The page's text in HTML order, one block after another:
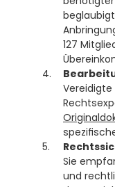
127
Vereidigte
Sie
und